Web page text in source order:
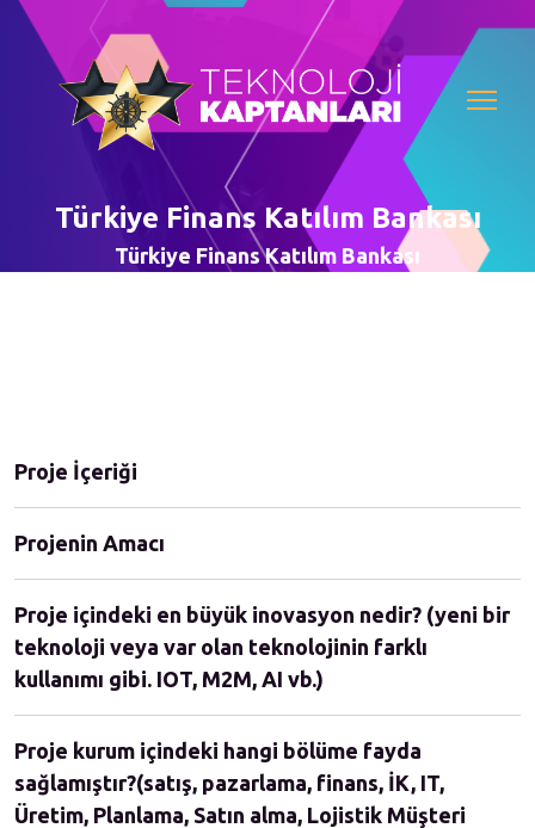
Türkiye Finans Katılım Bankası
Türkiye Finans Katılım Bankası
Proje İçeriği
Projenin Amacı
Proje içindeki en büyük inovasyon nedir? (yeni bir
teknoloji veya var olan teknolojinin farklı
kullanımı gibi. IOT, M2M, AI vb.)
Proje kurum içindeki hangi bölüme fayda
sağlamıştır?(satış, pazarlama, finans, İK, IT,
Üretim, Planlama, Satın alma, Lojistik Müşteri